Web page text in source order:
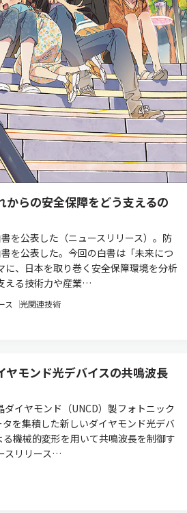
からの安全保障をどう支えるの
を公表した（ニュースリリース）。防
を公表した。今回の白書は「未来につ
に、日本を取り巻く安全保障環境を分析
える技術力や産業…
ス 光関連技術
ヤモンド光デバイスの共鳴波長
イヤモンド（UNCD）製フォトニック
を集積した新しいダイヤモンド光デバ
機械的変形を用いて共鳴波長を制御す
スリリース…